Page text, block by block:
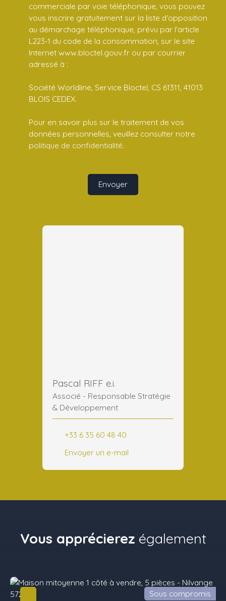
commerciale par voie téléphonique, vous pouvez
vous inscrire gratuitement sur la liste d'opposition
au démarchage téléphonique, prévu par l'article
L223-1 du code de la consommation, sur le site
Internet www.bloctel.gouv.fr ou par courrier
adressé à :
Société Worldline, Service Bloctel, CS 61311, 41013
BLOIS CEDEX.
Pour en savoir plus sur le traitement de vos
données personnelles, veuillez consulter notre
politique de confidentialité.
Envoyer
Pascal RIFF e.i.
Associé - Responsable Stratégie
& Développement
+33 6 35 60 48 40
Envoyer un e-mail
Vous apprécierez également
Sous compromis